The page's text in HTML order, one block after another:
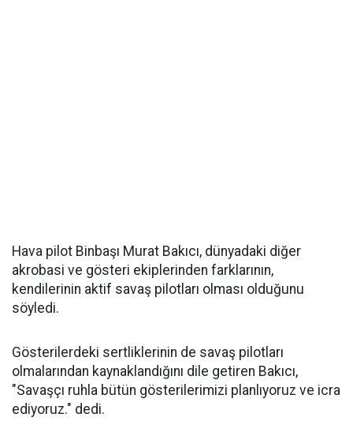
Hava pilot Binbaşı Murat Bakıcı, dünyadaki diğer
akrobasi ve gösteri ekiplerinden farklarının,
kendilerinin aktif savaş pilotları olması olduğunu
söyledi.
Gösterilerdeki sertliklerinin de savaş pilotları
olmalarından kaynaklandığını dile getiren Bakıcı,
"Savaşçı ruhla bütün gösterilerimizi planlıyoruz ve icra
ediyoruz." dedi.